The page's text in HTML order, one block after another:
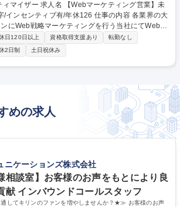
マーケティング営業】未
ィブ有/年休126 仕事の内容 各業界の大
にWeb戦略マーケティングを行う当社にてWebマ
せいたします。事業を伸ばしたい/デジタル広告の
要望に対し企画～実行まで行います 【業務詳
ヒアリング ■企画立案・プレゼン ■プランニング ■
ドバック ※ほぼ100%直取引 【入社後の流れ】3
ち後は、5～20社ほどを担当していただく予定で
なくプロセスも重視する二軸評価制度を導入してお
張りも正当に評価しています 募集職種 【We
未経験歓迎/20期連続黒字/インセンティブ有/年休1
日120日以上 資格取得支援あり
転勤なし
2日制 土日祝休み
めの求人
ニケーションズ株式会社
相談室】お客様のお声をもとにより良
献 インバウンドコールスタッフ
してキリンのファンを増やしませんか？★≫ お客様のお声